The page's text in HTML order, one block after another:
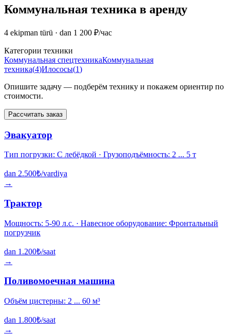
Коммунальная техника в аренду
4 ekipman türü · dan 1 200 ₽/час
Категории техники
Коммунальная спецтехникаКоммунальная
техника(4)Илососы(1)
Опишите задачу — подберём технику и покажем ориентир по
стоимости.
Рассчитать заказ
Эвакуатор
Тип погрузки: С лебёдкой · Грузоподъёмность: 2 ... 5 т
dan 2.500₺/vardiya
→
Трактор
Мощность: 5-90 л.с. · Навесное оборудование: Фронтальный
погрузчик
dan 1.200₺/saat
→
Поливомоечная машина
Объём цистерны: 2 ... 60 м³
dan 1.800₺/saat
→